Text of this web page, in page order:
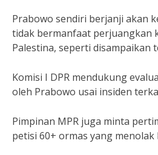
Prabowo sendiri berjanji akan
tidak bermanfaat perjuangkan
Palestina, seperti disampaikan
Komisi I DPR mendukung
oleh Prabowo usai insiden
Pimpinan MPR juga minta
petisi 60+ ormas yang menolak